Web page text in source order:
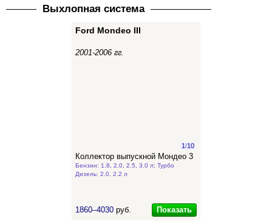
Выхлопная система
Ford Mondeo III
2001-2006 гг.
1/10
Коллектор выпускной Мондео 3
Бензин: 1.8, 2.0, 2.5, 3.0 л; Турбо
Дизель: 2.0, 2.2 л
1860–4030 руб. Показать